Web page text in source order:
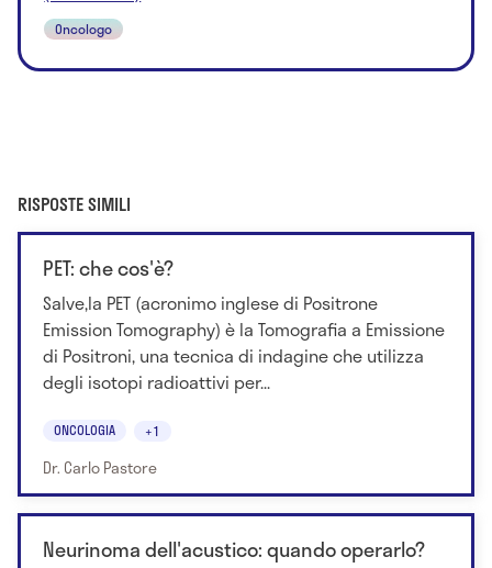
Oncologo
RISPOSTE SIMILI
PET: che cos'è?
Salve,la PET (acronimo inglese di Positrone
Emission Tomography) è la Tomografia a Emissione
di Positroni, una tecnica di indagine che utilizza
degli isotopi radioattivi per...
ONCOLOGIA +1
Dr. Carlo Pastore
Neurinoma dell'acustico: quando operarlo?